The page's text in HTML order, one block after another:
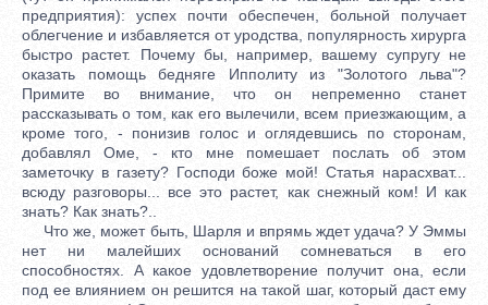
предприятия): успех почти обеспечен, больной получает
облегчение и избавляется от уродства, популярность хирурга
быстро растет. Почему бы, например, вашему супругу не
оказать помощь бедняге Ипполиту из "Золотого льва"?
Примите во внимание, что он непременно станет
рассказывать о том, как его вылечили, всем приезжающим, а
кроме того, - понизив голос и оглядевшись по сторонам,
добавлял Оме, - кто мне помешает послать об этом
заметочку в газету? Господи боже мой! Статья нарасхват...
всюду разговоры... все это растет, как снежный ком! И как
знать? Как знать?..
Что же, может быть, Шарля и впрямь ждет удача? У Эммы
нет ни малейших оснований сомневаться в его
способностях. А какое удовлетворение получит она, если
под ее влиянием он решится на такой шаг, который даст ему